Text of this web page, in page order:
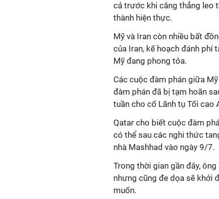
cả trước khi căng thẳng leo
thành hiện thực.
Mỹ và Iran còn nhiều bất
của Iran, kế hoạch đánh phí
Mỹ đang phong tỏa.
Các cuộc đàm phán giữa
đàm phán đã bị tạm hoãn
tuần cho cố Lãnh tụ Tối cao
Qatar cho biết cuộc đàm
có thể sau các nghi thức
nhà Mashhad vào ngày 9/7.
Trong thời gian gần đây, ông
nhưng cũng đe dọa sẽ khởi
muốn.